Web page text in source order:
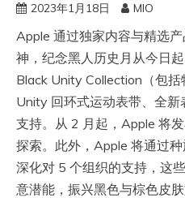
2023年1月18日 MIO
​Apple 通过独家内容与精选
神，纪念黑人历史月从今日
Black Unity Collection（包
Unity 回环式运动表带、全
支持。从 2 月起，Apple 将
探索。此外，Apple 将通过种
深化对 5 个组织的支持，这
意潜能，振兴黑色与棕色皮肤